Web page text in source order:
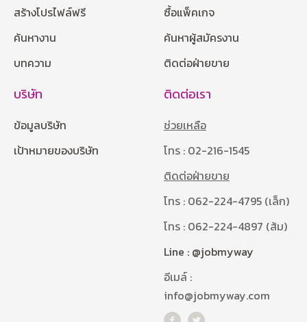
สร้างโปรไฟล์ฟรี
ค้นหางาน
บทความ
ซื้อแพ็คเกจ
ค้นหาผู้สมัครงาน
ติดต่อฝ่ายขาย
บริษัท
ข้อมูลบริษัท
เป้าหมายของบริษัท
ติดต่อเรา
ช่วยเหลือ
โทร : 02-216-1545
ติดต่อฝ่ายขาย
โทร : 062-224-4795 (เล็ก)
โทร : 062-224-4897 (ส้ม)
Line : @jobmyway
อีเมล์ :
info@jobmyway.com